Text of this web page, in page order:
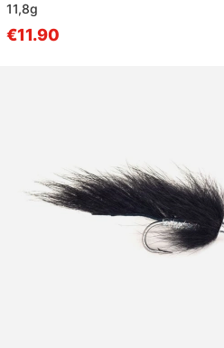
11,8g
€11.90